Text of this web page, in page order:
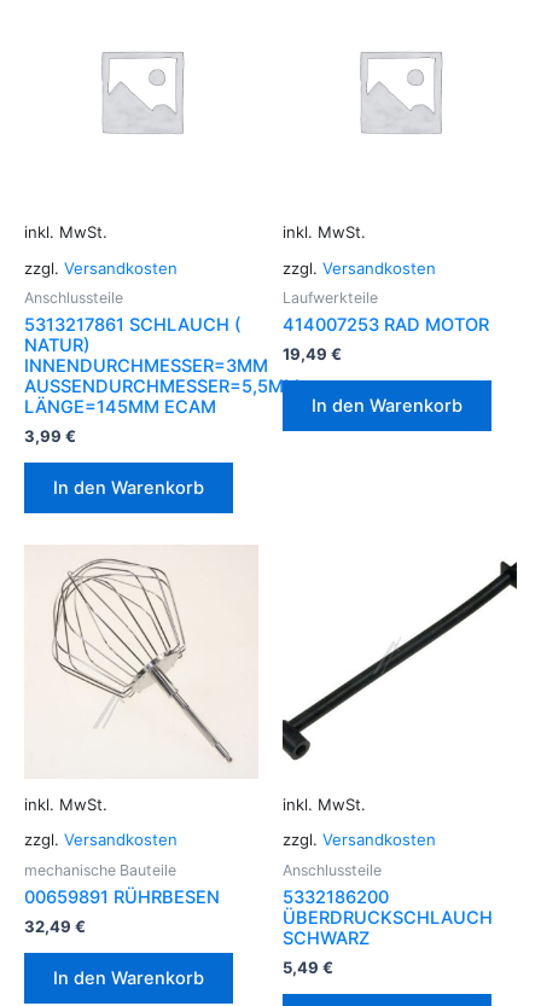
inkl. MwSt.
zzgl. Versandkosten
Anschlussteile
5313217861 SCHLAUCH (
NATUR)
INNENDURCHMESSER=3MM
AUSSENDURCHMESSER=5,5MM
LÄNGE=145MM ECAM
3,99 €
In den Warenkorb
inkl. MwSt.
zzgl. Versandkosten
Laufwerkteile
414007253 RAD MOTOR
19,49 €
In den Warenkorb
inkl. MwSt.
zzgl. Versandkosten
mechanische Bauteile
00659891 RÜHRBESEN
32,49 €
In den Warenkorb
inkl. MwSt.
zzgl. Versandkosten
Anschlussteile
5332186200
ÜBERDRUCKSCHLAUCH
SCHWARZ
5,49 €